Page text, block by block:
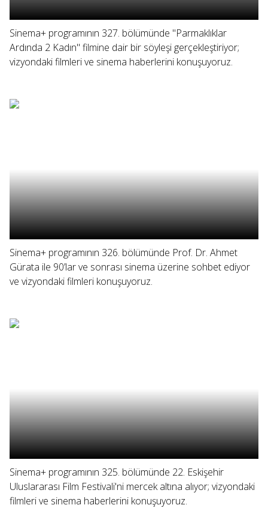
Sinema+ programının 327. bölümünde "Parmaklıklar
Ardında 2 Kadın" filmine dair bir söyleşi gerçekleştiriyor;
vizyondaki filmleri ve sinema haberlerini konuşuyoruz.
Sinema+ programının 326. bölümünde Prof. Dr. Ahmet
Gürata ile 90’lar ve sonrası sinema üzerine sohbet ediyor
ve vizyondaki filmleri konuşuyoruz.
Sinema+ programının 325. bölümünde 22. Eskişehir
Uluslararası Film Festivali'ni mercek altına alıyor; vizyondaki
filmleri ve sinema haberlerini konuşuyoruz.